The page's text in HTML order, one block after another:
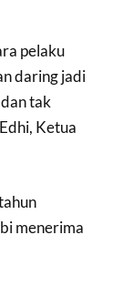
pelaku
daring jadi
tak
Ketua
menerima